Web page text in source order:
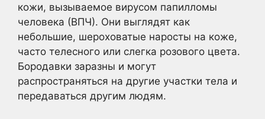
кожи, вызываемое вирусом папилломы
человека (ВПЧ). Они выглядят как
небольшие, шероховатые наросты на коже,
часто телесного или слегка розового цвета.
Бородавки заразны и могут
распространяться на другие участки тела и
передаваться другим людям.